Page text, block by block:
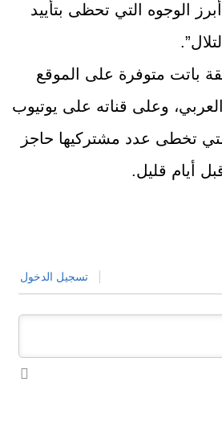
الوجوه التي تحظى بتأييد
باتت متوفرة على الموقع
وعلى قناته على يوتيوب
تخطى عدد مشتركيها حاجز
تسجيل الدخول